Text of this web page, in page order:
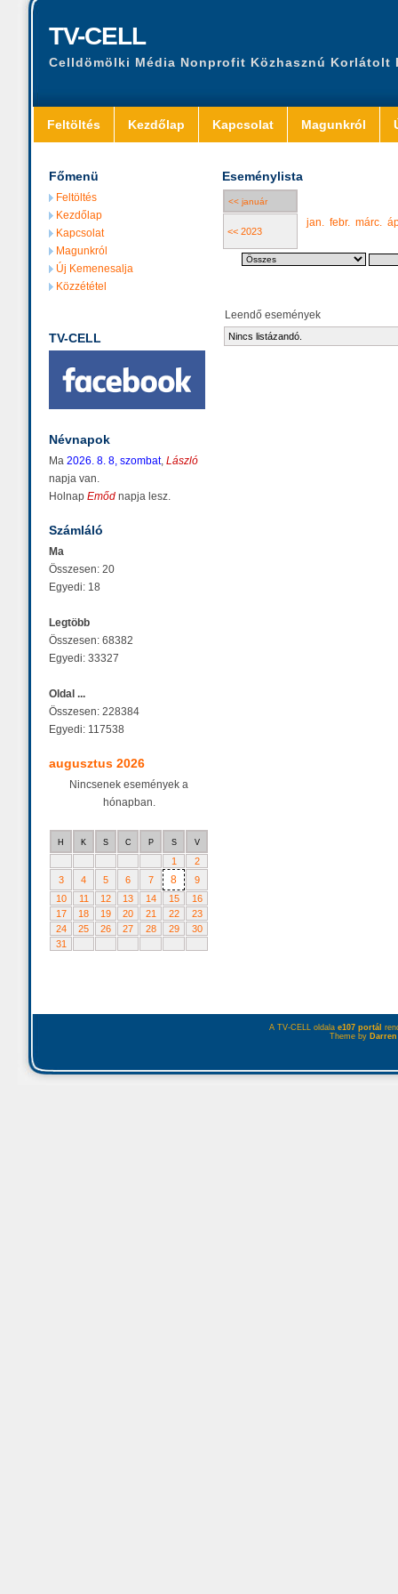
TV-CELL
Celldömölki Média Nonprofit Közhasznú Korlátolt
Feltöltés Kezdőlap Kapcsolat Magunkról
Főmenü
Feltöltés
Kezdőlap
Kapcsolat
Magunkról
Új Kemenesalja
Közzététel
TV-CELL
Névnapok
Ma 2026. 8. 8, szombat, László
napja van.
Holnap Emőd napja lesz.
Számláló
Ma
Összesen: 20
Egyedi: 18
Legtöbb
Összesen: 68382
Egyedi: 33327
Oldal ...
Összesen: 228384
Egyedi: 117538
augusztus 2026
Nincsenek események a
hónapban.
H K S C P S V
1
2
3
4 5 6 7 8
9
10
11 12 13 14 15
16
17
18 19 20 21 22
23
24
25 26 27 28 29
30
31
Eseménylista
<< január
<< 2023
jan. febr. márc.
Leendő események
Nincs listázandó.
A TV-CELL oldala e107 portál
Theme by